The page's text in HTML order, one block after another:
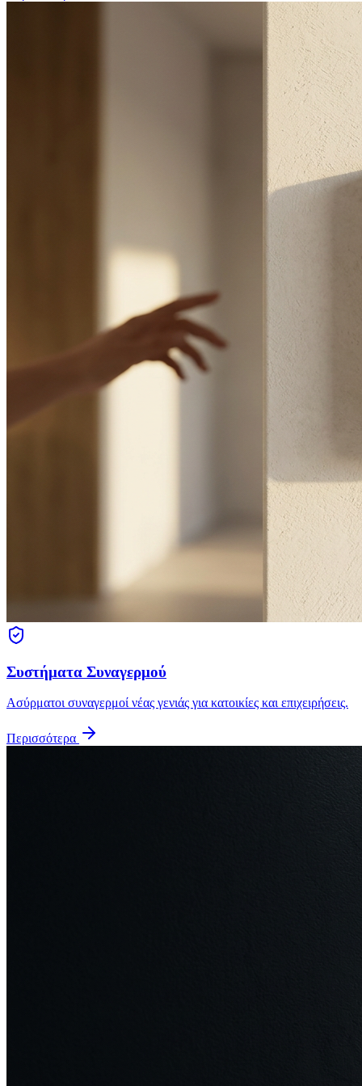
Συστήματα Συναγερμού
Ασύρματοι συναγερμοί νέας γενιάς για κατοικίες και επιχειρήσεις.
Περισσότερα